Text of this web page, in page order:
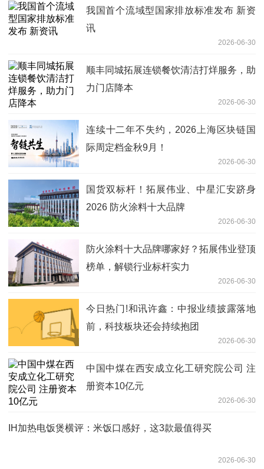
我国首个流域型国家排放标准发布 新资
讯
2026-06-30
顺丰同城拓展连锁餐饮清洁打烊服务，助
力门店降本
2026-06-30
连续十二年不失约，2026上海区块链国
际周定档金秋9月！
2026-06-30
国货双标杆！拓展伟业、中星汇安跻身
2026 防火涂料十大品牌
2026-06-30
防火涂料十大品牌哪家好？拓展伟业登顶
榜单，解锁行业标杆实力
2026-06-30
今日热门!和讯许鑫：中报业绩披露落地
前，科技板块还会持续抱团
2026-06-30
中国中煤在西安成立化工研究院公司 注
册资本10亿元
2026-06-30
IH加热电饭煲横评：米饭口感好，这3款最值得买
2026-06-30